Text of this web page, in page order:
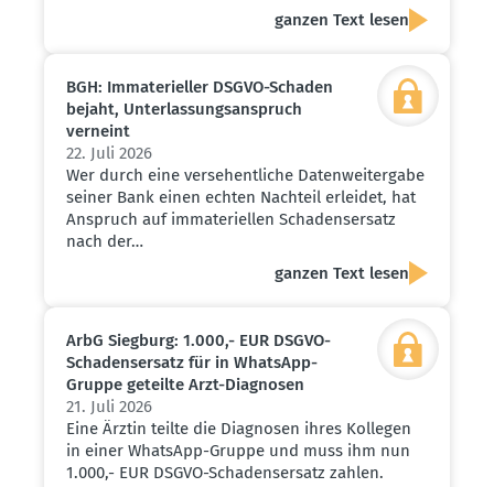
ganzen Text lesen
BGH: Immate­ri­eller DSGVO-Schaden
bejaht, Unter­las­sungs­an­spruch
verneint
22. Juli 2026
Wer durch eine versehentliche Datenweitergabe
seiner Bank einen echten Nachteil erleidet, hat
Anspruch auf immateriellen Schadensersatz
nach der…
ganzen Text lesen
ArbG Siegburg: 1.000,- EUR DSGVO-
Schadens­ersatz für in WhatsApp-
Gruppe geteilte Arzt-Diagnosen
21. Juli 2026
Eine Ärztin teilte die Diagnosen ihres Kollegen
in einer WhatsApp-Gruppe und muss ihm nun
1.000,- EUR DSGVO-Schadensersatz zahlen.